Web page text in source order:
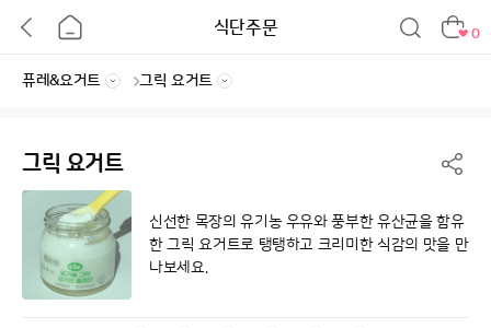
식단주문 0
그릭 요거트
신선한 목장의 유기농 우유와 풍부한 유산균을 함유
한그릭 요거트로 탱탱하고 크리미한 식감의 맛을 만
나보세요.